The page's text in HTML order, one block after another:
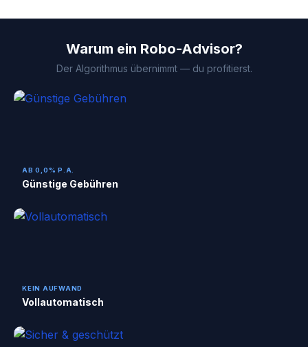
Warum ein Robo-Advisor?
Der Algorithmus übernimmt — du profitierst.
AB 0,0% P.A.
Günstige Gebühren
KEIN AUFWAND
Vollautomatisch